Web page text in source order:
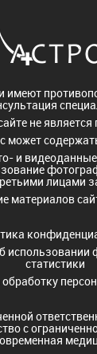
имеют
не
может
и видеоданные
лицами
материалов
использовании
статистики
обработку
с